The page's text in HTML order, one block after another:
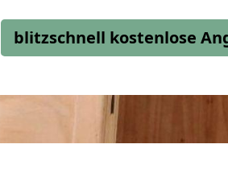
blitzschnell kostenlose